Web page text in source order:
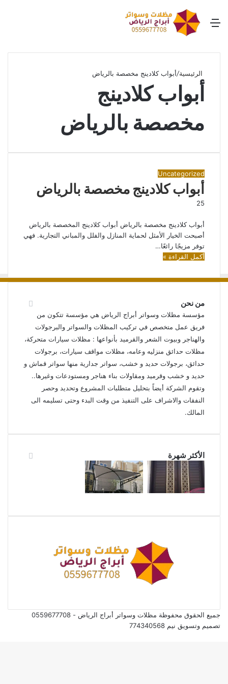
القائمة
الرئيسية/أبواب كلادينج مخصصة بالرياض
أبواب كلادينج
مخصصة بالرياض
Uncategorized
أبواب كلادينج مخصصة بالرياض
25
أبواب كلادينج مخصصة بالرياض أبواب كلادينج المخصصة بالرياض
أصبحت الخيار الأمثل لحماية المنازل والفلل والمباني التجارية. فهي
توفر مزيجًا رائعًا…
أكمل القراءة »
من نحن
مؤسسة مظلات وسواتر أبراج الرياض هي مؤسسة تتكون من
فريق عمل متخصص في تركيب المظلات والسواتر والبرجولات
والهناجر وبيوت الشعر والقرميد بأنواعها : مظلات سيارات متحركة،
مظلات حدائق منزليه وعامه، مظلات مواقف سيارات، برجولات
حدائق، برجولات حديد و خشب، سواتر جدارية منها سواتر قماش و
حديد و خشب وقرميد ومقاولات بناء هناجر ومستودعات وغيرها..
وتقوم الشركة أيضاً بتحليل متطلبات المشروع وتحديد وحصر
النفقات والاشراف على التنفيذ من وقت البدء وحتى تسليمه الى
المالك.
الأكثر شهرة
جميع الحقوق محفوظة مظلات وسواتر أبراج الرياض - 0559677708
تصميم وتسويق نيم 774340568